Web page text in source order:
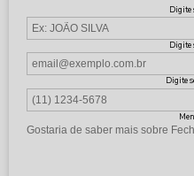
Digite
Digite
Digite